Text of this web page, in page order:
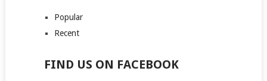
Popular
Recent
FIND US ON FACEBOOK